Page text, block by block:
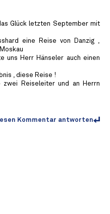
Glück letzten September mit
eine Reise von Danzig ,
uns Herr Hänseler auch einen
, diese Reise !
zwei Reiseleiter und an Herrn
Kommentar antworten